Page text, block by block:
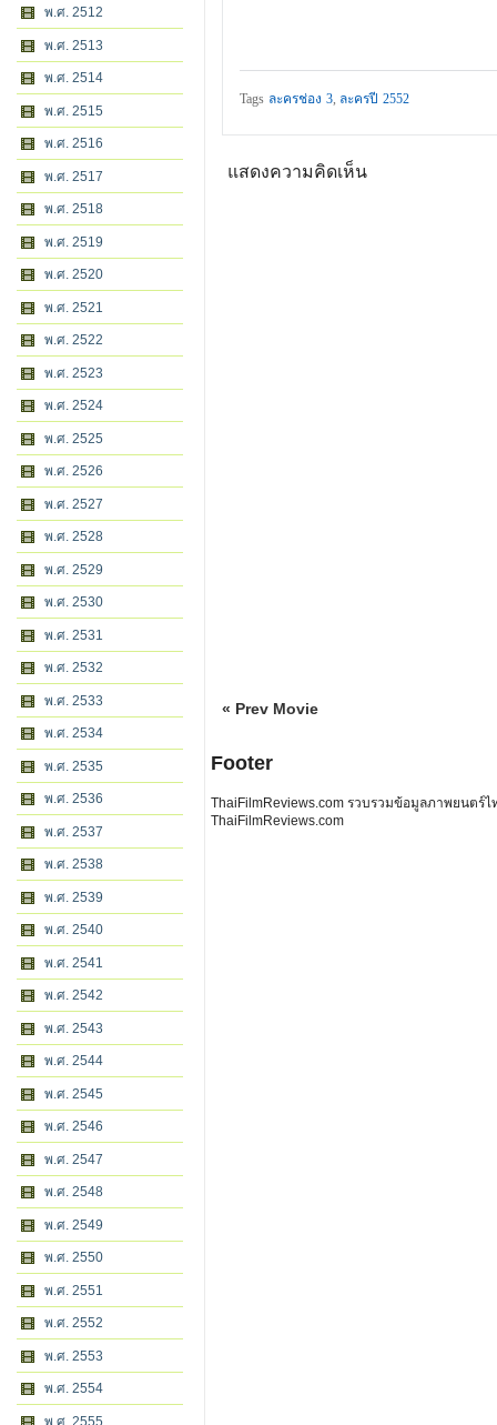
พ.ศ. 2512
พ.ศ. 2513
พ.ศ. 2514
พ.ศ. 2515
พ.ศ. 2516
พ.ศ. 2517
พ.ศ. 2518
พ.ศ. 2519
พ.ศ. 2520
พ.ศ. 2521
พ.ศ. 2522
พ.ศ. 2523
พ.ศ. 2524
พ.ศ. 2525
พ.ศ. 2526
พ.ศ. 2527
พ.ศ. 2528
พ.ศ. 2529
พ.ศ. 2530
พ.ศ. 2531
พ.ศ. 2532
พ.ศ. 2533
พ.ศ. 2534
พ.ศ. 2535
พ.ศ. 2536
พ.ศ. 2537
พ.ศ. 2538
พ.ศ. 2539
พ.ศ. 2540
พ.ศ. 2541
พ.ศ. 2542
พ.ศ. 2543
พ.ศ. 2544
พ.ศ. 2545
พ.ศ. 2546
พ.ศ. 2547
พ.ศ. 2548
พ.ศ. 2549
พ.ศ. 2550
พ.ศ. 2551
พ.ศ. 2552
พ.ศ. 2553
พ.ศ. 2554
พ.ศ. 2555
Tags ละครช่อง 3, ละครปี 2552
แสดงความคิดเห็น
« Prev Movie
Footer
ThaiFilmReviews.com รวบรวมข้อมูลภาพยนตร์
ThaiFilmReviews.com